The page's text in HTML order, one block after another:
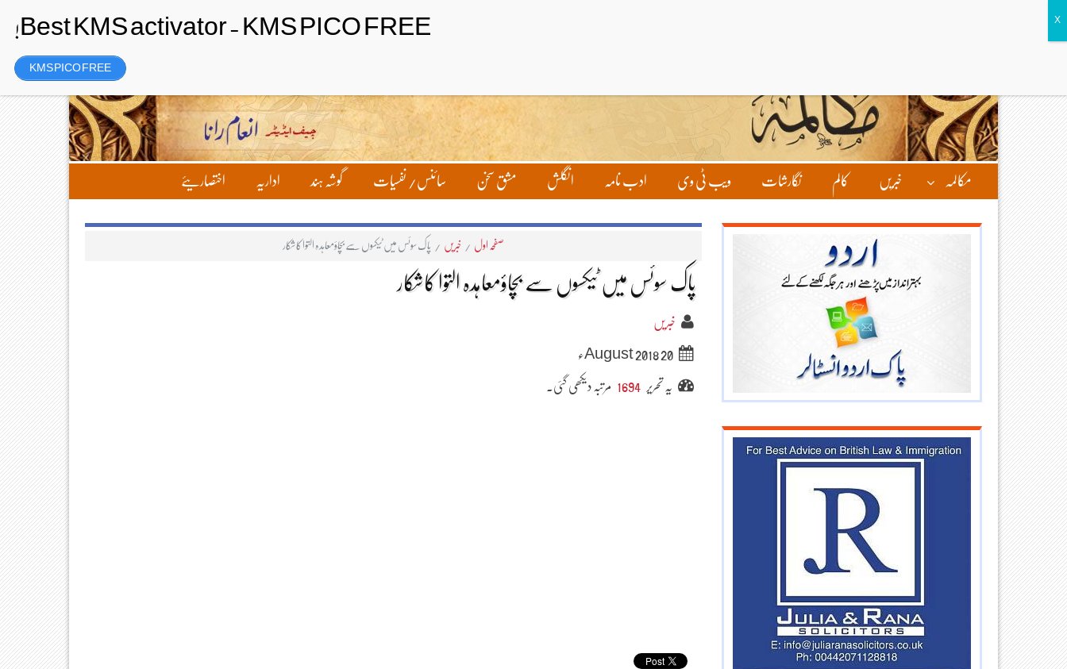
Friday، 7 August 2026ء لاگ ان رجسٹر
مکالمہ خبریں کالم نگارشات ویب ٹی وی ادب نامہ انگلش مشق سخن سائنس/ نفسیات گوشہ ہند اداریہ اختصاریئے
صفحہ اول / خبریں / پاک سوئس میں ٹیکسوں سے بچاؤمعاہدہ التوا کاشکار
پاک سوئس میں ٹیکسوں سے بچاؤمعاہدہ التوا کاشکار
خبریں
20 August 2018ء
یہ تحریر 1694 مرتبہ دیکھی گئی۔
KMS PICO FREE